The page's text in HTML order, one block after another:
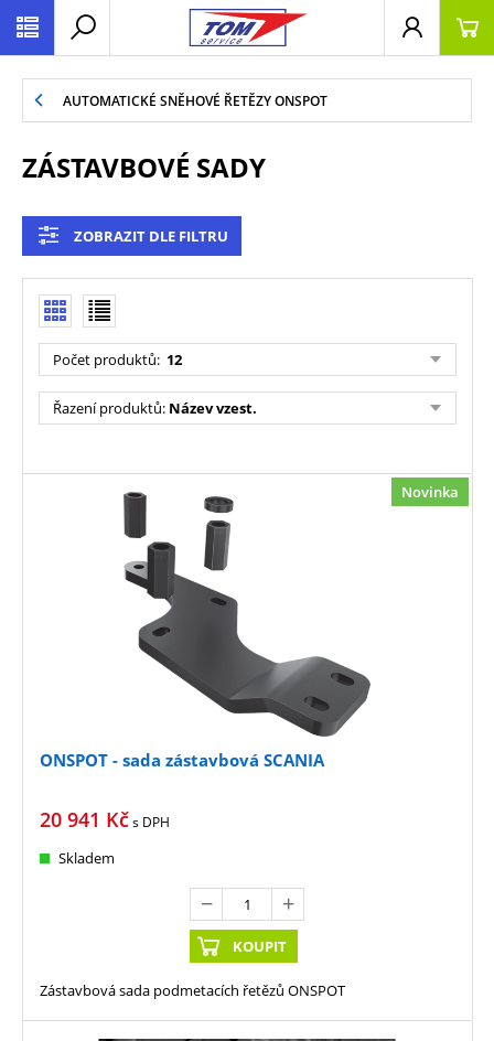
AUTOMATICKÉ SNĚHOVÉ ŘETĚZY ONSPOT
ZÁSTAVBOVÉ SADY
ZOBRAZIT DLE FILTRU
Počet produktů: 12
Řazení produktů: Název vzest.
Novinka
ONSPOT - sada zástavbová SCANIA
20 941 Kčs DPH
Skladem
KOUPIT
Zástavbová sada podmetacích řetězů ONSPOT